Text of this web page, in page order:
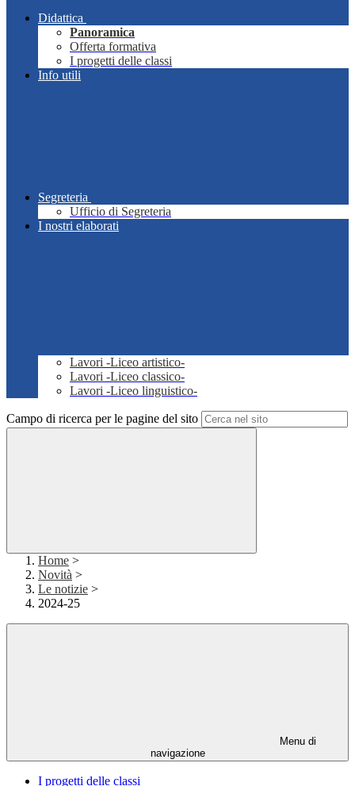
Didattica
Panoramica
Offerta formativa
I progetti delle classi
Info utili
Segreteria
Ufficio di Segreteria
I nostri elaborati
Lavori -Liceo artistico-
Lavori -Liceo classico-
Lavori -Liceo linguistico-
Campo di ricerca per le pagine del sito
Home >
Novità >
Le notizie >
2024-25
Menu di
navigazione
I progetti delle classi